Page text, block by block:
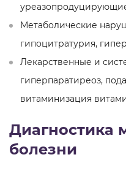
Метаболические
гипоцитратурия,
Лекарственные и
гиперпаратиреоз,
витаминизация
Диагностика
болезни